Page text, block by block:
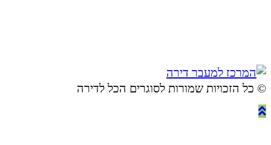
© ​כל הזכויות שמורות לסוגרים הכל לדירה